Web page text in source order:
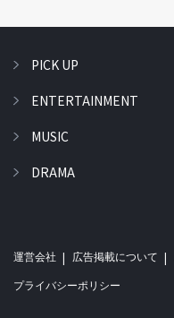
PICK UP
ENTERTAINMENT
MUSIC
DRAMA
運営会社 広告掲載について
プライバシーポリシー